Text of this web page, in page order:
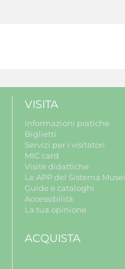
VISITA
Informazioni pratiche
Biglietti
Servizi per i visitatori
MIC card
Visite didattiche
Le APP del Sistema Musei
Guide e cataloghi
Accessibilità
La tua opinione
ACQUISTA